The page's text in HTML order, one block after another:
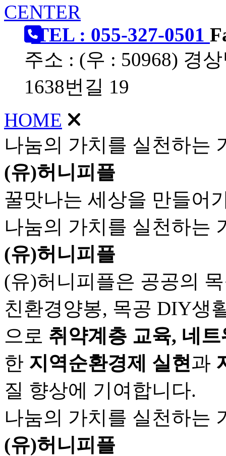
CENTER
TEL : 055-327-0501
주소 : (우 : 50968) 경
1638번길 19
HOME
나눔의 가치를 실천하는
(유)허니피플
꿀맛나는 세상을 만들어
나눔의 가치를 실천하는
(유)허니피플
(유)허니피플은 공공의
친환경양봉, 목공 DIY생
으로 취약계층 교육, 네
한 지역순환경제 실현과
질 향상에 기여합니다.
나눔의 가치를 실천하는
(유)허니피플